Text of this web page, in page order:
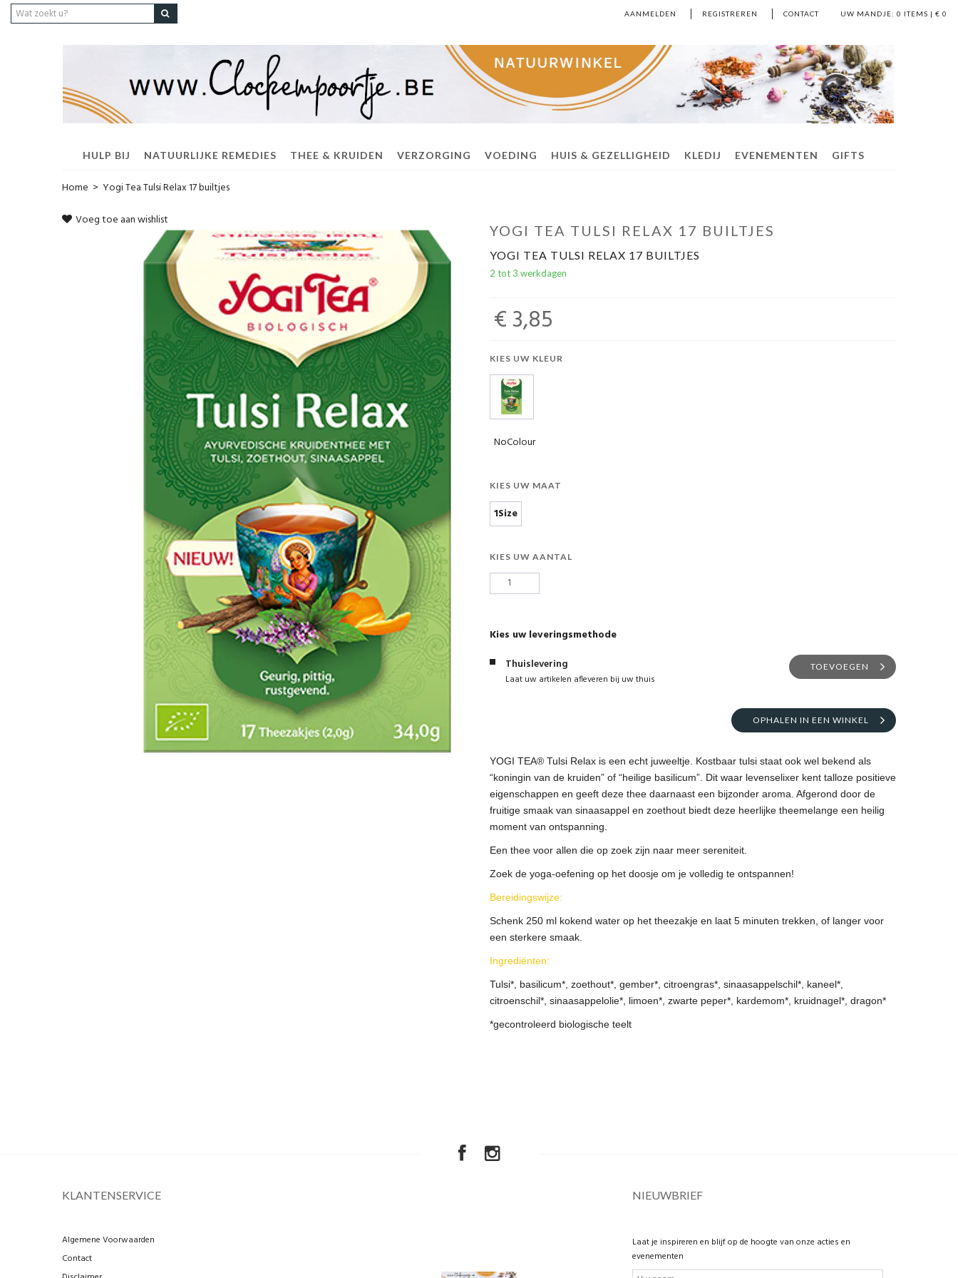
UW MANDJE: 0 ITEMS | € 0
AANMELDEN REGISTREREN CONTACT
HULP BIJ NATUURLIJKE REMEDIES THEE & KRUIDEN VERZORGING VOEDING HUIS & GEZELLIGHEID KLEDIJ EVENEMENTEN GIFTS
Home > Yogi Tea Tulsi Relax 17 builtjes
Voeg toe aan wishlist
YOGI TEA TULSI RELAX 17 BUILTJES
YOGI TEA TULSI RELAX 17 BUILTJES
2 tot 3 werkdagen
€ 3,85
KIES UW KLEUR
NoColour
KIES UW MAAT
1Size
KIES UW AANTAL
Kies uw leveringsmethode
Thuislevering
Laat uw artikelen afleveren bij uw thuis
TOEVOEGEN
OPHALEN IN EEN WINKEL
YOGI TEA® Tulsi Relax is een echt juweeltje. Kostbaar tulsi staat ook wel bekend als
“koningin van de kruiden” of “heilige basilicum”. Dit waar levenselixer kent talloze positieve
eigenschappen en geeft deze thee daarnaast een bijzonder aroma. Afgerond door de
fruitige smaak van sinaasappel en zoethout biedt deze heerlijke theemelange een heilig
moment van ontspanning.
Een thee voor allen die op zoek zijn naar meer sereniteit.
Zoek de yoga-oefening op het doosje om je volledig te ontspannen!
Bereidingswijze:
Schenk 250 ml kokend water op het theezakje en laat 5 minuten trekken, of langer voor
een sterkere smaak.
Ingrediënten:
Tulsi*, basilicum*, zoethout*, gember*, citroengras*, sinaasappelschil*, kaneel*,
citroenschil*, sinaasappelolie*, limoen*, zwarte peper*, kardemom*, kruidnagel*, dragon*
*gecontroleerd biologische teelt
KLANTENSERVICE
Algemene Voorwaarden
Contact
NIEUWBRIEF
Laat je inspireren en blijf op de hoogte van onze acties en
evenementen